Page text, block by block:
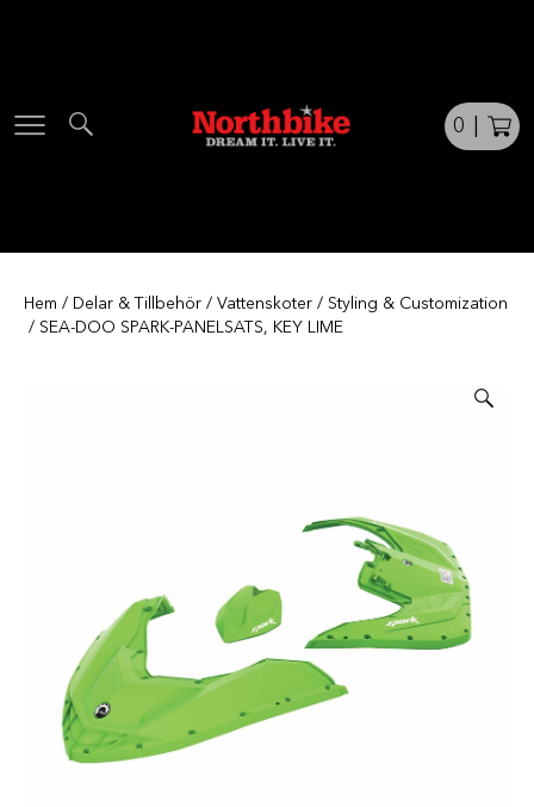
0
Hem / Delar & Tillbehör / Vattenskoter / Styling & Customization
/ SEA-DOO SPARK-PANELSATS, KEY LIME